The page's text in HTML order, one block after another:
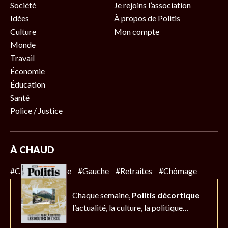
Société
Idées
Culture
Monde
Travail
Économie
Éducation
Santé
Police / Justice
Je rejoins l’association
À propos de Politis
Mon compte
À CHAUD
#Climat #Police #Gauche #Retraites #Chômage
Chaque semaine, Politis décortique
l’actualité, la culture, la politique…